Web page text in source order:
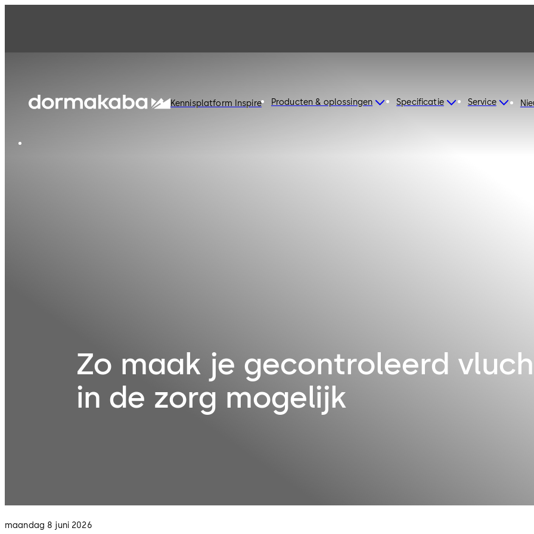
Kennisplatform Inspire Producten & oplossingen Specificatie Service
Zo maak je gecontroleerd
in de zorg mogelijk
maandag 8 juni 2026